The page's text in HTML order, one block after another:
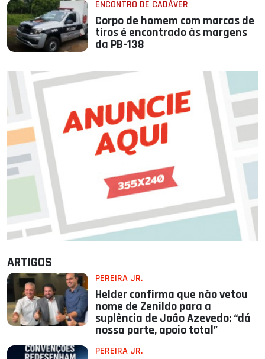
ENCONTRO DE CADÁVER
Corpo de homem com marcas de
tiros é encontrado às margens
da PB-138
ARTIGOS
PEREIRA JR.
Helder confirma que não vetou
nome de Zenildo para a
suplência de João Azevedo; “dá
nossa parte, apoio total”
PEREIRA JR.